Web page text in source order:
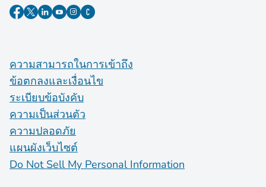
ความสามารถในการเข้าถึง
ข้อตกลงและเงื่อนไข
ระเบียบข้อบังคับ
ความเป็นส่วนตัว
ความปลอดภัย
แผนผังเว็บไซต์
Do Not Sell My Personal Information